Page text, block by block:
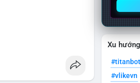
Xu
#titanbot
#vlikevn